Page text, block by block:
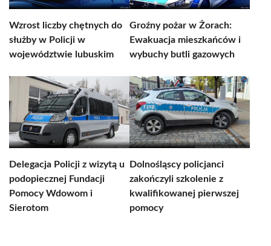
Wzrost liczby chętnych do
służby w Policji w
województwie lubuskim
Groźny pożar w Żorach:
Ewakuacja mieszkańców i
wybuchy butli gazowych
Delegacja Policji z wizytą u
podopiecznej Fundacji
Pomocy Wdowom i
Sierotom
Dolnośląscy policjanci
zakończyli szkolenie z
kwalifikowanej pierwszej
pomocy